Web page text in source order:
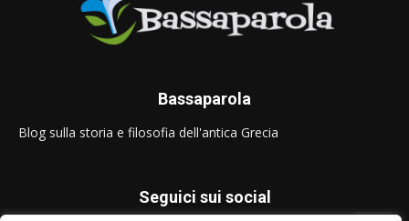
Bassaparola
Blog sulla storia e filosofia dell'antica Grecia
Seguici sui social